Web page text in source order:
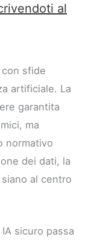
al
con sfide
artificiale. La
garantita
ma
normativo
dei dati, la
al centro
sicuro passa